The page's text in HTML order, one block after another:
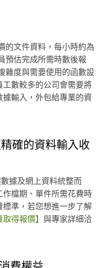
的文件資料，每小時約為
預估完成所需時數後報
雜度與需要使用的函數設
數較多的公司會需要將
輸入，外包給專業的資
確的資料輸入收
據及網上資料統整而
檔期、單件所需花費時
標準，若您想進一步了解
取得報價】 與專家詳細洽